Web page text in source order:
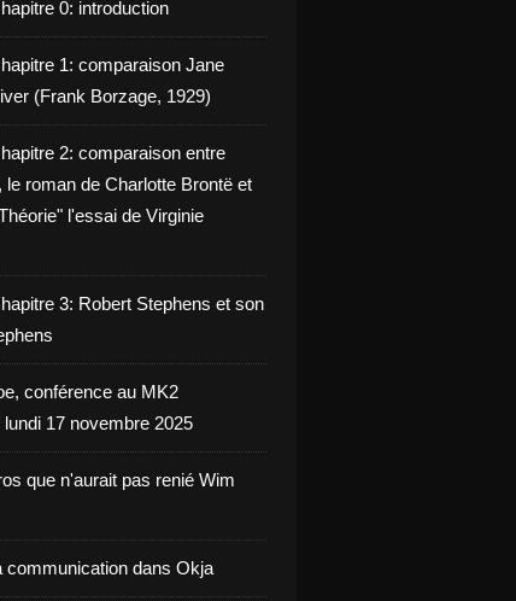
0: introduction
1: comparaison Jane
(Frank Borzage, 1929)
2: comparaison entre
le roman de Charlotte Brontë et
l'essai de Virginie
3: Robert Stephens et son
conférence au MK2
lundi 17 novembre 2025
que n'aurait pas renié Wim
communication dans Okja